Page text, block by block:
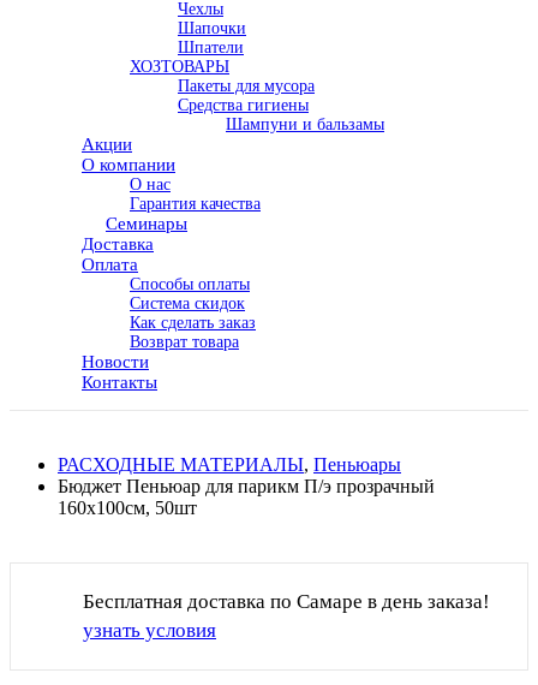
Чехлы
Шапочки
Шпатели
ХОЗТОВАРЫ
Пакеты для мусора
Средства гигиены
Шампуни и бальзамы
Акции
О компании
О нас
Гарантия качества
Семинары
Доставка
Оплата
Способы оплаты
Система скидок
Как сделать заказ
Возврат товара
Новости
Контакты
РАСХОДНЫЕ МАТЕРИАЛЫ, Пеньюары
Бюджет Пеньюар для парикм П/э прозрачный
160х100см, 50шт
Бесплатная доставка по Самаре в день заказа!
узнать условия